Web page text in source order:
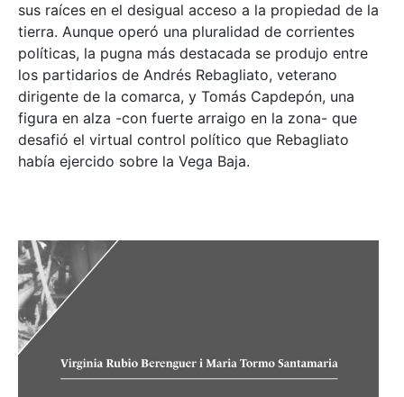
sus raíces en el desigual acceso a la propiedad de la
tierra. Aunque operó una pluralidad de corrientes
políticas, la pugna más destacada se produjo entre
los partidarios de Andrés Rebagliato, veterano
dirigente de la comarca, y Tomás Capdepón, una
figura en alza -con fuerte arraigo en la zona- que
desafió el virtual control político que Rebagliato
había ejercido sobre la Vega Baja.